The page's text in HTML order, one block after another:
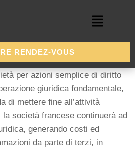
RENDEZ-VOUS
per azioni semplice di diritto
giuridica fondamentale,
di mettere fine all’attività
società francese continuerà ad
generando costi ed
da parte di terzi, in